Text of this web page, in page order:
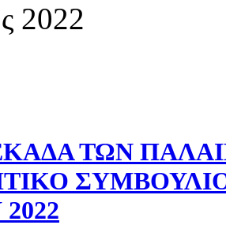
2022
ΤΩΝ